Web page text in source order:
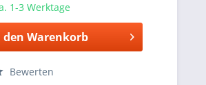
1-3 Werktage
den Warenkorb
Bewerten